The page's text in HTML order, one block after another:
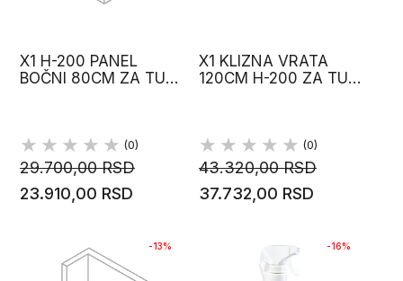
X1 H-200 PANEL
BOČNI 80CM ZA TUŠ
(0)
29.700,00 RSD
23.910,00 RSD
X1 KLIZNA VRATA
120CM H-200 ZA TUŠ
(0)
43.320,00 RSD
37.732,00 RSD
-13% -16%